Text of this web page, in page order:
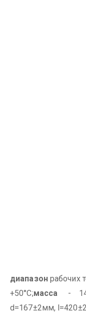
диапазонрабочих
+50°С;масса -
d=167±2мм,